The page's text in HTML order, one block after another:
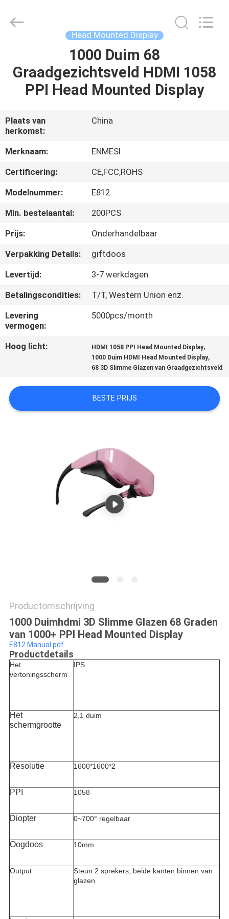
PRODUCTEN
ONGEVEER
ONS
FABRIEKSREIS
NIEUWS
GEVALLEN
VERZOEK
OM EEN
CITAAT
ONLINE
PRIVACYBELEID
Intelligence
Technology
Head Mounted Display
1000 Duim 68
Graadgezichtsveld HDMI 1058
PPI Head Mounted Display
Plaats van
herkomst:
China
Merknaam:
ENMESI
Certificering:
CE,FCC,ROHS
Modelnummer:
E812
Min. bestelaantal:
200PCS
Prijs:
Onderhandelbaar
Verpakking Details:
giftdoos
Levertijd:
3-7 werkdagen
Betalingscondities:
T/T, Western Union enz.
Levering
vermogen:
5000pcs/month
Hoog licht: HDMI 1058 PPI Head Mounted Display,
1000 Duim HDMI Head Mounted Display,
68 3D Slimme Glazen van Graadgezichtsveld
BESTE PRIJS
Productomschrijving
1000 Duimhdmi 3D Slimme Glazen 68 Graden
van 1000+ PPI Head Mounted Display
E812 Manual.pdf
Productdetails
Het
vertoningsscherm
IPS
Het
schermgrootte
2,1 duim
Resolutie 1600*1600*2
PPI 1058
Diopter 0~700° regelbaar
Oogdoos 10mm
Output
Steun 2 sprekers, beide kanten binnen van
glazen